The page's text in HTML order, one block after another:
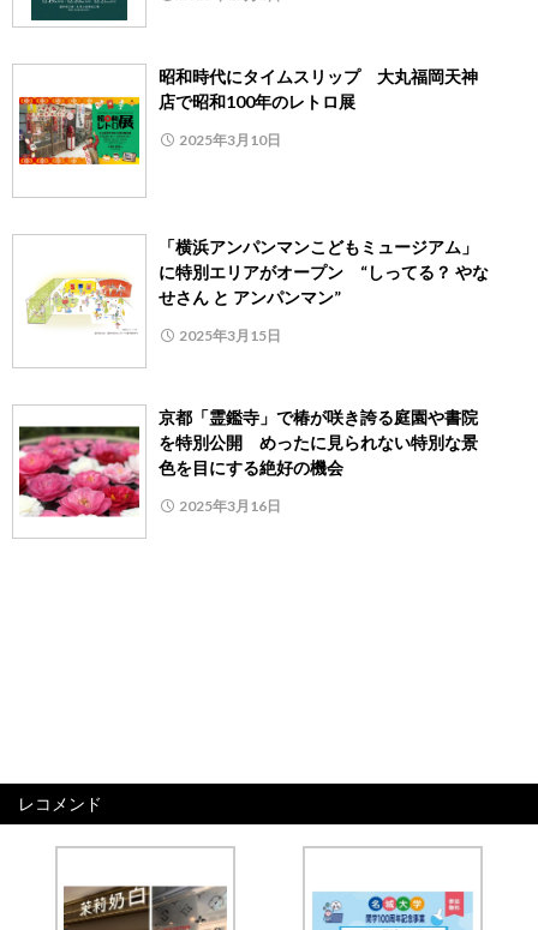
昭和時代にタイムスリップ 大丸福岡天神
店で昭和100年のレトロ展
2025年3月10日
「横浜アンパンマンこどもミュージアム」
に特別エリアがオープン “しってる？ やな
せさん と アンパンマン”
2025年3月15日
京都「霊鑑寺」で椿が咲き誇る庭園や書院
を特別公開 めったに見られない特別な景
色を目にする絶好の機会
2025年3月16日
レコメンド